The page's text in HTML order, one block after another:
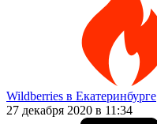
Wildberries в Екатеринбурге
27 декабря 2020 в 11:34